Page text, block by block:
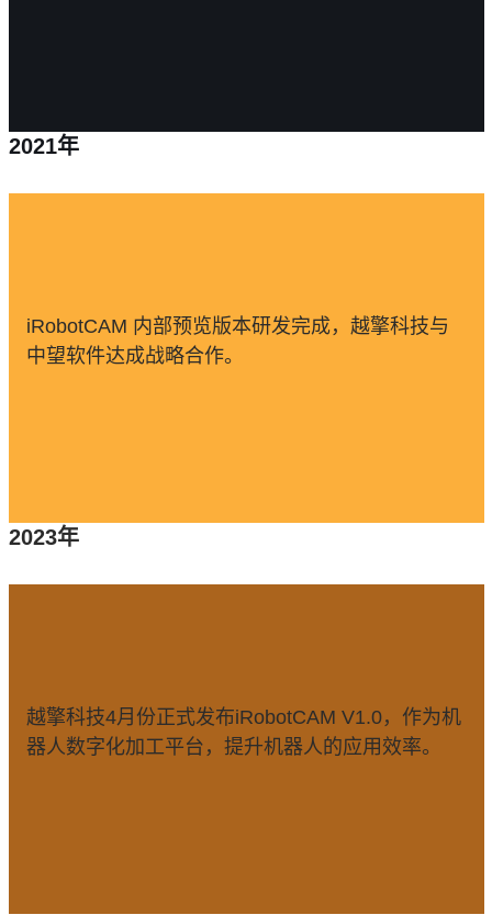
2021年
iRobotCAM 内部预览版本研发完成，越擎科技与
中望软件达成战略合作。
2023年
越擎科技4月份正式发布iRobotCAM V1.0，作为机
器人数字化加工平台，提升机器人的应用效率。